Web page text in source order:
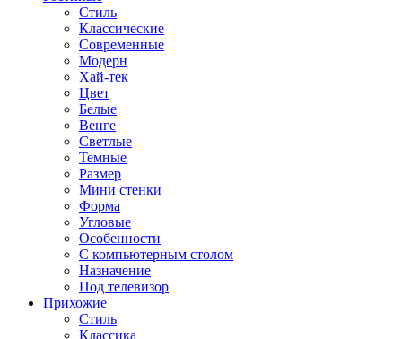
Стиль
Классические
Современные
Модерн
Хай-тек
Цвет
Белые
Венге
Светлые
Темные
Размер
Мини стенки
Форма
Угловые
Особенности
С компьютерным столом
Назначение
Под телевизор
Прихожие
Стиль
Классика